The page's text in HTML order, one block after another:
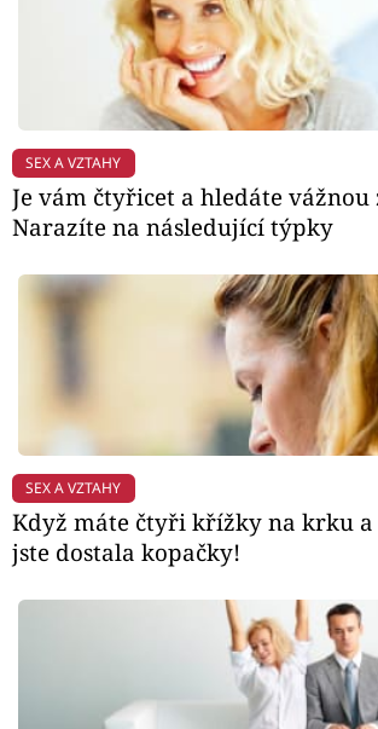
SEX A VZTAHY
Je vám čtyřicet a hledáte vážnou
Narazíte na následující týpky
SEX A VZTAHY
Když máte čtyři křížky na krku
jste dostala kopačky!